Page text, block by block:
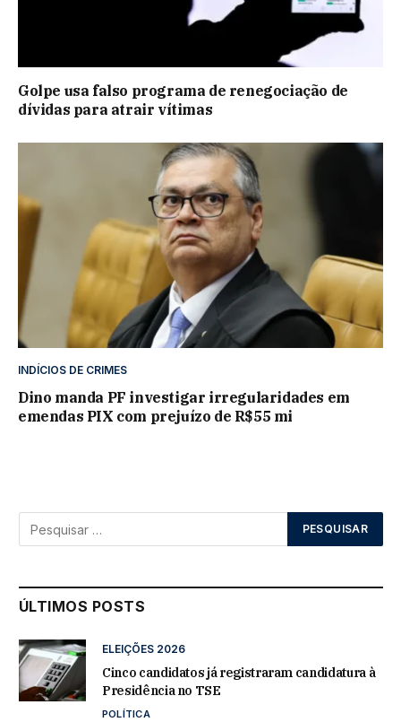
Golpe usa falso programa de renegociação de
dívidas para atrair vítimas
INDÍCIOS DE CRIMES
Dino manda PF investigar irregularidades em
emendas PIX com prejuízo de R$55 mi
ÚLTIMOS POSTS
ELEIÇÕES 2026
Cinco candidatos já registraram candidatura à
Presidência no TSE
POLÍTICA